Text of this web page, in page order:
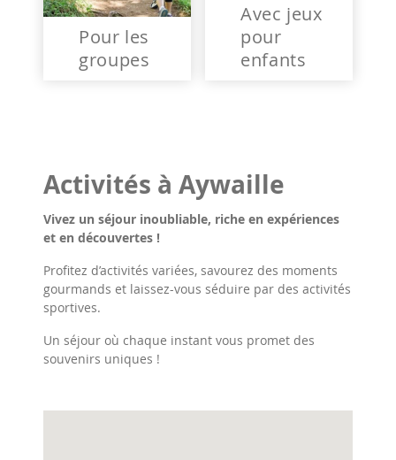
Pour les
groupes
Avec jeux
pour
enfants
Activités à Aywaille
Vivez un séjour inoubliable, riche en expériences
et en découvertes !
Profitez d’activités variées, savourez des moments
gourmands et laissez-vous séduire par des activités
sportives.
Un séjour où chaque instant vous promet des
souvenirs uniques !